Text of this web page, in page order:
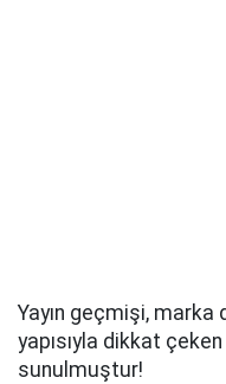
Yayın geçmişi,
yapısıyla dikkat
sunulmuştur!